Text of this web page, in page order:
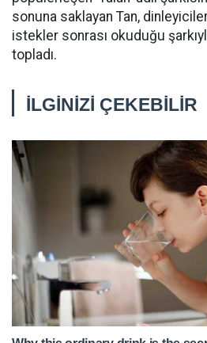
sonuna saklayan Tan,
istekler sonrası okuduğu
topladı.